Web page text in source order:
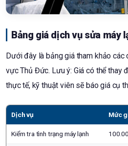
Bảng giá dịch vụ sửa máy
Dưới đây là bảng giá tham khảo các
vực Thủ Đức. Lưu ý: Giá có thể thay
thực tế, kỹ thuật viên sẽ báo giá cụ
Dịch vụ Mức
Kiểm tra tình trạng máy lạnh